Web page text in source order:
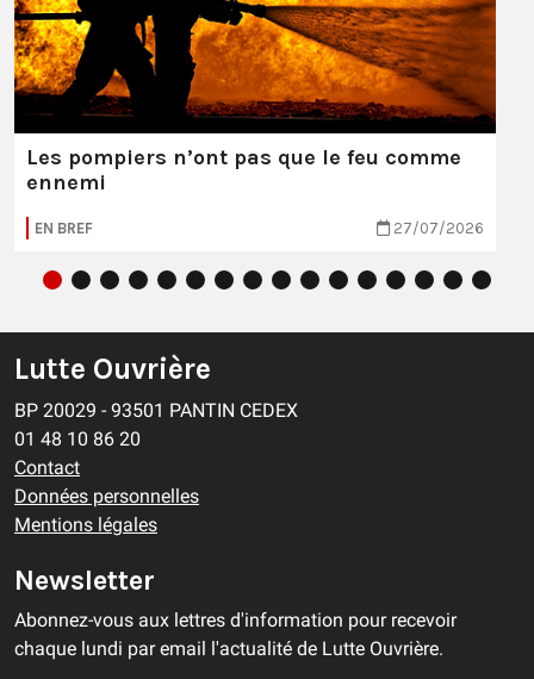
Les pompiers n’ont pas que le feu comme
ennemi
EN BREF 27/07/2026
Lutte Ouvrière
BP 20029 - 93501 PANTIN CEDEX
01 48 10 86 20
Contact
Données personnelles
Mentions légales
Newsletter
Abonnez-vous aux lettres d'information pour recevoir
chaque lundi par email l'actualité de Lutte Ouvrière.